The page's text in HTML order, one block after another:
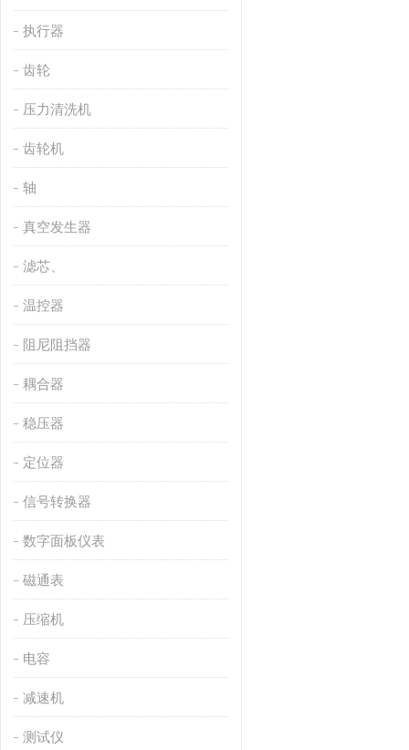
执行器
齿轮
压力清洗机
齿轮机
轴
真空发生器
滤芯、
温控器
阻尼阻挡器
耦合器
稳压器
定位器
信号转换器
数字面板仪表
磁通表
压缩机
电容
减速机
测试仪